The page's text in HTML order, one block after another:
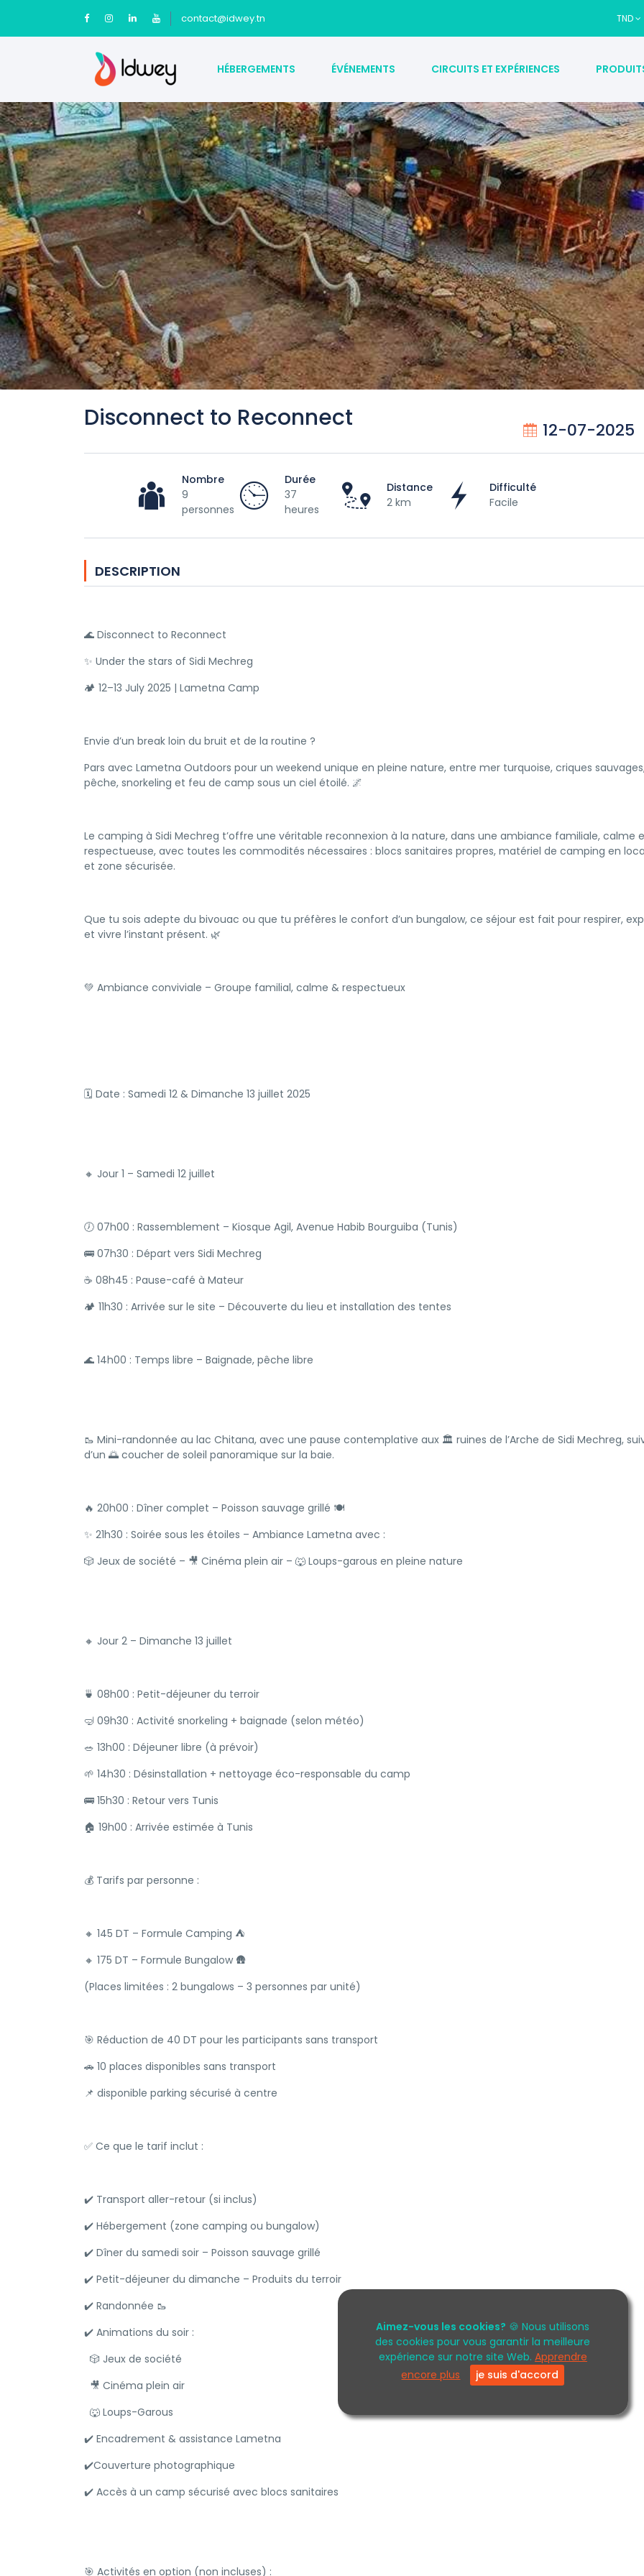
contact@idwey.tn TND
HÉBERGEMENTS ÉVÉNEMENTS CIRCUITS ET EXPÉRIENCES
Aimez-vous les cookies? 🍪 Nous utilisons
des cookies pour vous garantir la meilleure
expérience sur notre site Web. Apprendre
encore plus
je suis d'accord
Disconnect to Reconnect 12-07-2025
Nombre
9
personnes
Durée
37
heures
Distance
2 km
Difficulté
Facile
DESCRIPTION
🌊 Disconnect to Reconnect
✨ Under the stars of Sidi Mechreg
🏕️ 12–13 July 2025 | Lametna Camp
Envie d’un break loin du bruit et de la routine ?
Pars avec Lametna Outdoors pour un weekend unique en pleine nature, entre mer turquoise, criques
pêche, snorkeling et feu de camp sous un ciel étoilé. 🌌
Le camping à Sidi Mechreg t’offre une véritable reconnexion à la nature, dans une ambiance familiale, calme
respectueuse, avec toutes les commodités nécessaires : blocs sanitaires propres, matériel de camping en
et zone sécurisée.
Que tu sois adepte du bivouac ou que tu préfères le confort d’un bungalow, ce séjour est fait pour respirer,
et vivre l’instant présent. 🌿
💚 Ambiance conviviale – Groupe familial, calme & respectueux
🗓 Date : Samedi 12 & Dimanche 13 juillet 2025
🔸 Jour 1 – Samedi 12 juillet
🕖 07h00 : Rassemblement – Kiosque Agil, Avenue Habib Bourguiba (Tunis)
🚌 07h30 : Départ vers Sidi Mechreg
☕ 08h45 : Pause-café à Mateur
🏕️ 11h30 : Arrivée sur le site – Découverte du lieu et installation des tentes
🌊 14h00 : Temps libre – Baignade, pêche libre
🥾 Mini-randonnée au lac Chitana, avec une pause contemplative aux 🏛 ruines de l’Arche de Sidi Mechreg,
d’un 🌅 coucher de soleil panoramique sur la baie.
🔥 20h00 : Dîner complet – Poisson sauvage grillé 🍽
✨ 21h30 : Soirée sous les étoiles – Ambiance Lametna avec :
🎲 Jeux de société – 🎥 Cinéma plein air – 🐺 Loups-garous en pleine nature
🔸 Jour 2 – Dimanche 13 juillet
🍵 08h00 : Petit-déjeuner du terroir
🤿 09h30 : Activité snorkeling + baignade (selon météo)
🥗 13h00 : Déjeuner libre (à prévoir)
🌱 14h30 : Désinstallation + nettoyage éco-responsable du camp
🚌 15h30 : Retour vers Tunis
🏠 19h00 : Arrivée estimée à Tunis
💰 Tarifs par personne :
🔸 145 DT – Formule Camping ⛺
🔸 175 DT – Formule Bungalow 🛖
(Places limitées : 2 bungalows – 3 personnes par unité)
🎯 Réduction de 40 DT pour les participants sans transport
🚗 10 places disponibles sans transport
📌 disponible parking sécurisé à centre
✅ Ce que le tarif inclut :
✔️ Transport aller-retour (si inclus)
✔️ Hébergement (zone camping ou bungalow)
✔️ Dîner du samedi soir – Poisson sauvage grillé
✔️ Petit-déjeuner du dimanche – Produits du terroir
✔️ Randonnée 🥾
✔️ Animations du soir :
🎲 Jeux de société
🎥 Cinéma plein air
🐺 Loups-Garous
✔️ Encadrement & assistance Lametna
✔️Couverture photographique
✔️ Accès à un camp sécurisé avec blocs sanitaires
🎯 Activités en option (non incluses) :